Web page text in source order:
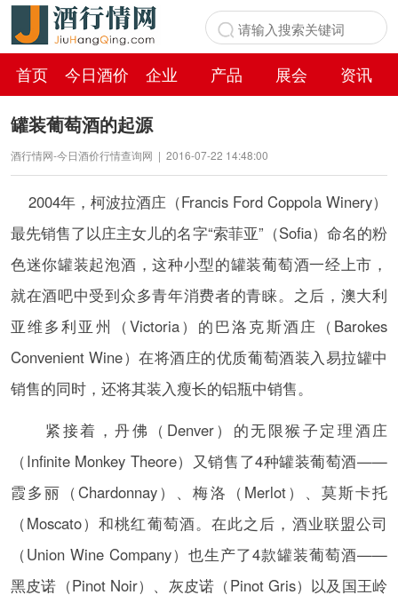
首页 今日酒价 企业 产品 展会
资讯
百科
罐装葡萄酒的起源
酒行情网-今日酒价行情查询网 | 2016-07-22 14:48:00
2004年，柯波拉酒庄（Francis Ford Coppola Winery）
最先销售了以庄主女儿的名字“索菲亚”（Sofia）命名的粉
色迷你罐装起泡酒，这种小型的罐装葡萄酒一经上市，
就在酒吧中受到众多青年消费者的青睐。之后，澳大利
亚维多利亚州（Victoria）的巴洛克斯酒庄（Barokes
Convenient Wine）在将酒庄的优质葡萄酒装入易拉罐中
销售的同时，还将其装入瘦长的铝瓶中销售。
紧接着，丹佛（Denver）的无限猴子定理酒庄
（Infinite Monkey Theore）又销售了4种罐装葡萄酒——
霞多丽（Chardonnay）、梅洛（Merlot）、莫斯卡托
（Moscato）和桃红葡萄酒。在此之后，酒业联盟公司
（Union Wine Company）也生产了4款罐装葡萄酒——
黑皮诺（Pinot Noir）、灰皮诺（Pinot Gris）以及国王岭